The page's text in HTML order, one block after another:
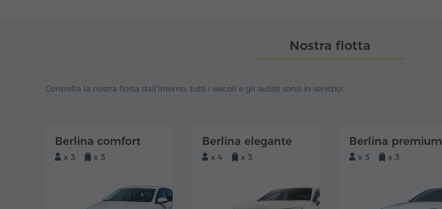
Nostra flotta
Controlla la nostra flotta dall'interno: tutti i veicoli e gli autisti sono in servizio!
Berlina comfort
x 3 x 3
Berlina elegante
x 4 x 3
Berlina premium
x 3 x 3